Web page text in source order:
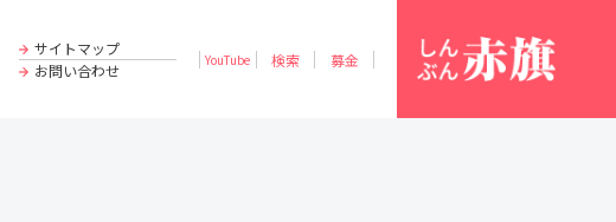
サイトマップ
お問い合わせ
YouTube 検索 募金